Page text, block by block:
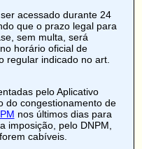
acessado durante 24
que o prazo legal para
sem multa, será
horário oficial de
regular indicado no art.
pelo Aplicativo
do congestionamento de
nos últimos dias para
imposição, pelo DNPM,
cabíveis.